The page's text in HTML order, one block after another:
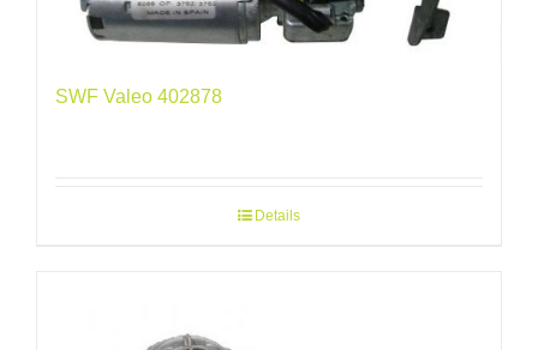
SWF Valeo 402878
Details